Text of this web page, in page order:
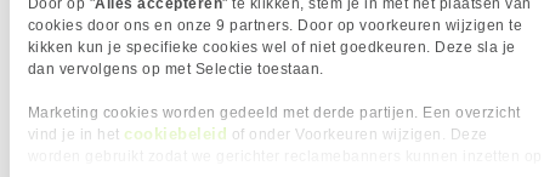
cookies door ons en onze 9 partners. Door op voorkeuren wijzigen te
kikken kun je specifieke cookies wel of niet goedkeuren. Deze sla je
dan vervolgens op met Selectie toestaan.
Marketing cookies worden gedeeld met derde partijen. Een overzicht
vind je in het cookiebeleid of onder Voorkeuren wijzigen. Deze
Ben je op zoek naar een monitor met maximale
beeldkwaliteit en de nieuwste displaytechnologie? Dan kan
Waarom kiezen voor een OLED monitor?